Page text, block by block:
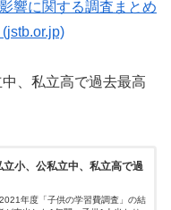
響に関する調査まとめ
、私立高で過去最高
小、公私立中、私立高で過
年度「子供の学習費調査」の結